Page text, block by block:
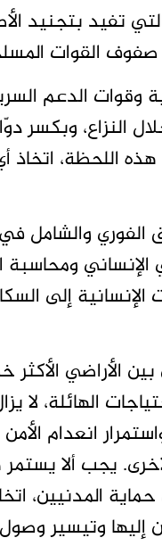
تفيد بتجنيد
القوات
وقوات الدعم
النزاع، وبكسر
اللحظة، اتخاذ
الفوري والشامل
الإنساني
الإنسانية إلى
الهائلة، لا
انعدام
يجب ألا
المدنيين،
وتيسير وصول